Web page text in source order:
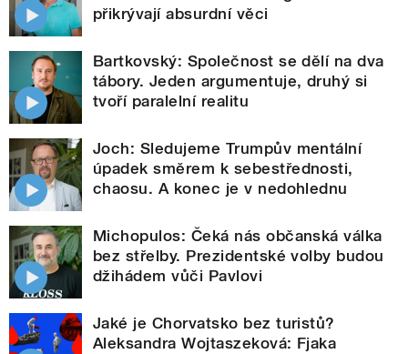
přikrývají absurdní věci
Bartkovský: Společnost se dělí na dva
tábory. Jeden argumentuje, druhý si
tvoří paralelní realitu
Joch: Sledujeme Trumpův mentální
úpadek směrem k sebestřednosti,
chaosu. A konec je v nedohlednu
Michopulos: Čeká nás občanská válka
bez střelby. Prezidentské volby budou
džihádem vůči Pavlovi
Jaké je Chorvatsko bez turistů?
Aleksandra Wojtaszeková: Fjaka